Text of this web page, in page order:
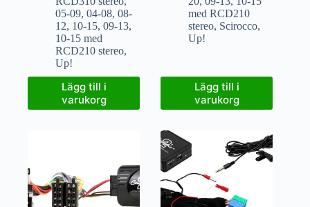
05-09, 04-08, 08-
12, 10-15, 09-13,
10-15 med
RCD210 stereo,
Up!
Lägg till i
varukorg
med RCD210
stereo, Scirocco,
Up!
Lägg till i
varukorg